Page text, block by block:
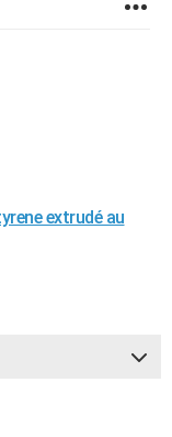
extrudé au